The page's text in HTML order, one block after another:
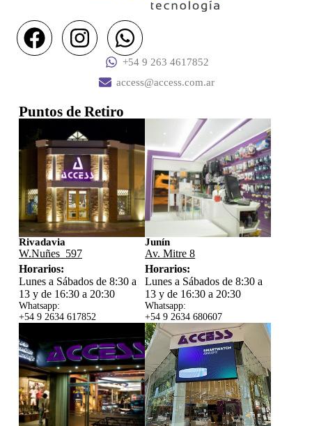
+54 9 263 4617852
access@access.com.ar
Puntos de Retiro
Rivadavia
W.Nuñes 597
Horarios:
Lunes a Sábados de 8:30 a
13 y de 16:30 a 20:30
Whatsapp:
+54 9 2634 617852
Junín
Av. Mitre 8
Horarios:
Lunes a Sábados de 8:30 a
13 y de 16:30 a 20:30
Whatsapp:
+54 9 2634 680607